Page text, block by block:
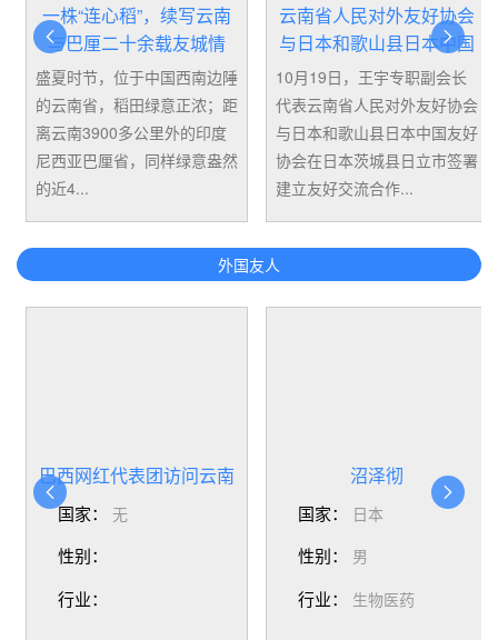

一株“连心稻”，续写云南
与巴厘二十余载友城情
盛夏时节，位于中国西南边陲
的云南省，稻田绿意正浓；距
离云南3900多公里外的印度
尼西亚巴厘省，同样绿意盎然
的近4...
云南省人民对外友好协会
与日本和歌山县日本中国
友好协会建立友好交流合
作关系
10月19日，王宇专职副会长
代表云南省人民对外友好协会
与日本和歌山县日本中国友好
协会在日本茨城县日立市签署
建立友好交流合作...

外国友人

巴西网红代表团访问云南
国家： 无
性别：
行业：
沼泽彻
国家： 日本
性别： 男
行业： 生物医药
